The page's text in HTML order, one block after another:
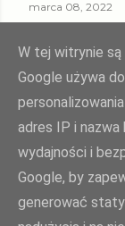
marca 08, 2022
KREMEM Z
MANNY
Udostępnij 2
Agnieszka
W tej witrynie
Google używa
adres IP i
wydajności i
Google, by
generować